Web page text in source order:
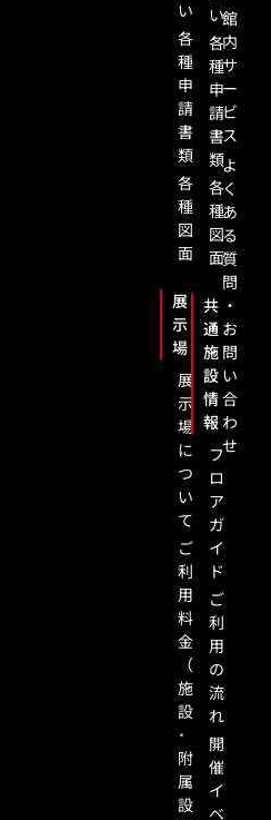
い
各
種
申
請
書
類
各
種
図
面
展
示
場
展
示
場
に
つ
い
て
ご
利
用
料
金
（
施
設
･
附
属
設
い
各
種
申
請
書
類
各
種
図
面
共
通
施
設
情
報
フ
ロ
ア
ガ
イ
ド
ご
利
用
の
流
れ
開
催
イ
ベ
館
内
サ
ー
ビ
ス
よ
く
あ
る
質
問
・
お
問
い
合
わ
せ